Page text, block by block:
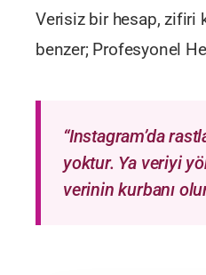
Verisiz bir hesap, zifiri
benzer; Profesyonel
“Instagram’da
yoktur. Ya veriyi
verinin kurbanı